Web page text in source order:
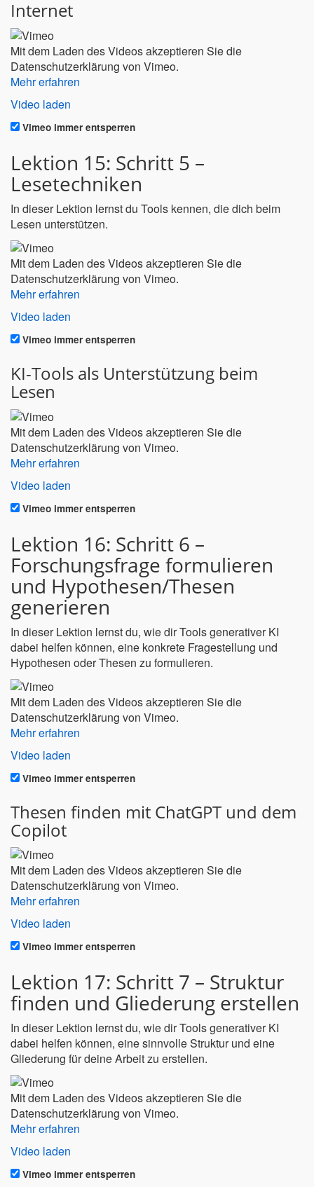
Internet
Mit dem Laden des Videos akzeptieren Sie die
Datenschutzerklärung von Vimeo.
Mehr erfahren
Video laden
Vimeo immer entsperren
Lektion 15: Schritt 5 –
Lesetechniken
In dieser Lektion lernst du Tools kennen, die dich beim
Lesen unterstützen.
Mit dem Laden des Videos akzeptieren Sie die
Datenschutzerklärung von Vimeo.
Mehr erfahren
Video laden
Vimeo immer entsperren
KI-Tools als Unterstützung beim
Lesen
Mit dem Laden des Videos akzeptieren Sie die
Datenschutzerklärung von Vimeo.
Mehr erfahren
Video laden
Vimeo immer entsperren
Lektion 16: Schritt 6 –
Forschungsfrage formulieren
und Hypothesen/Thesen
generieren
In dieser Lektion lernst du, wie dir Tools generativer KI
dabei helfen können, eine konkrete Fragestellung und
Hypothesen oder Thesen zu formulieren.
Mit dem Laden des Videos akzeptieren Sie die
Datenschutzerklärung von Vimeo.
Mehr erfahren
Video laden
Vimeo immer entsperren
Thesen finden mit ChatGPT und dem
Copilot
Mit dem Laden des Videos akzeptieren Sie die
Datenschutzerklärung von Vimeo.
Mehr erfahren
Video laden
Vimeo immer entsperren
Lektion 17: Schritt 7 – Struktur
finden und Gliederung erstellen
In dieser Lektion lernst du, wie dir Tools generativer KI
dabei helfen können, eine sinnvolle Struktur und eine
Gliederung für deine Arbeit zu erstellen.
Mit dem Laden des Videos akzeptieren Sie die
Datenschutzerklärung von Vimeo.
Mehr erfahren
Video laden
Vimeo immer entsperren